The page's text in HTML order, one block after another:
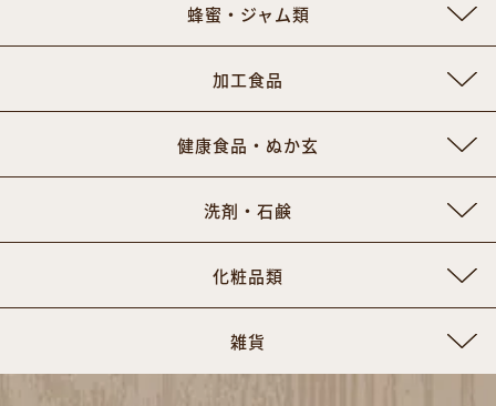
蜂蜜・ジャム類
加工食品
健康食品・ぬか玄
洗剤・石鹸
化粧品類
雑貨